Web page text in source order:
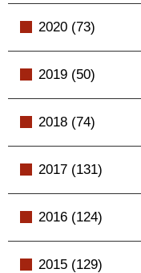
2020 (73)
2019 (50)
2018 (74)
2017 (131)
2016 (124)
2015 (129)